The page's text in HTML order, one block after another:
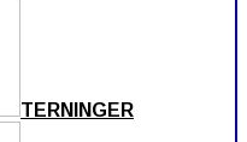
TERNINGER